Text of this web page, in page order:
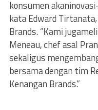
konsumen
kata Edward Tirtanata,
Brands. “Kami
Meneau, chef asal
sekaligus
bersama dengan tim
Kenangan Brands.”